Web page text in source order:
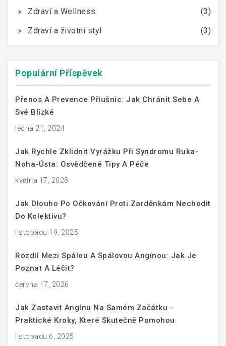
Zdraví a Wellness
(3)
Zdraví a životní styl
(3)
Populární Příspěvek
Přenos A Prevence Příušnic: Jak Chránit Sebe A
Své Blízké
ledna 21, 2024
Jak Rychle Zklidnit Vyrážku Při Syndromu Ruka-
Noha-Ústa: Osvědčené Tipy A Péče
května 17, 2026
Jak Dlouho Po Očkování Proti Zarděnkám Nechodit
Do Kolektivu?
listopadu 19, 2025
Rozdíl Mezi Spálou A Spálovou Angínou: Jak Je
Poznat A Léčit?
června 17, 2026
Jak Zastavit Angínu Na Samém Začátku -
Praktické Kroky, Které Skutečně Pomohou
listopadu 6, 2025